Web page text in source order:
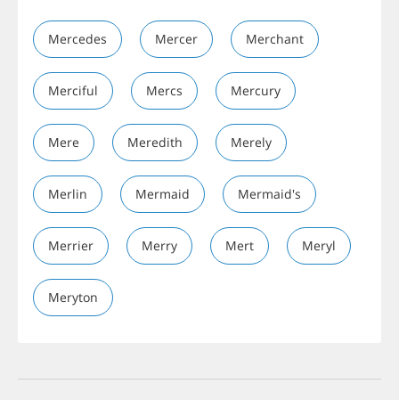
Mercedes Mercer Merchant
Merciful Mercs Mercury
Mere Meredith Merely
Merlin Mermaid Mermaid's
Merrier Merry Mert Meryl
Meryton